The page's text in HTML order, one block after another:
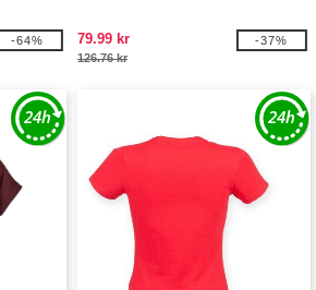
-64% 79.99 kr
126.76 kr
-37%